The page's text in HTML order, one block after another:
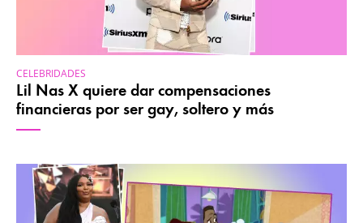
CELEBRIDADES
Lil Nas X quiere dar compensaciones
financieras por ser gay, soltero y más